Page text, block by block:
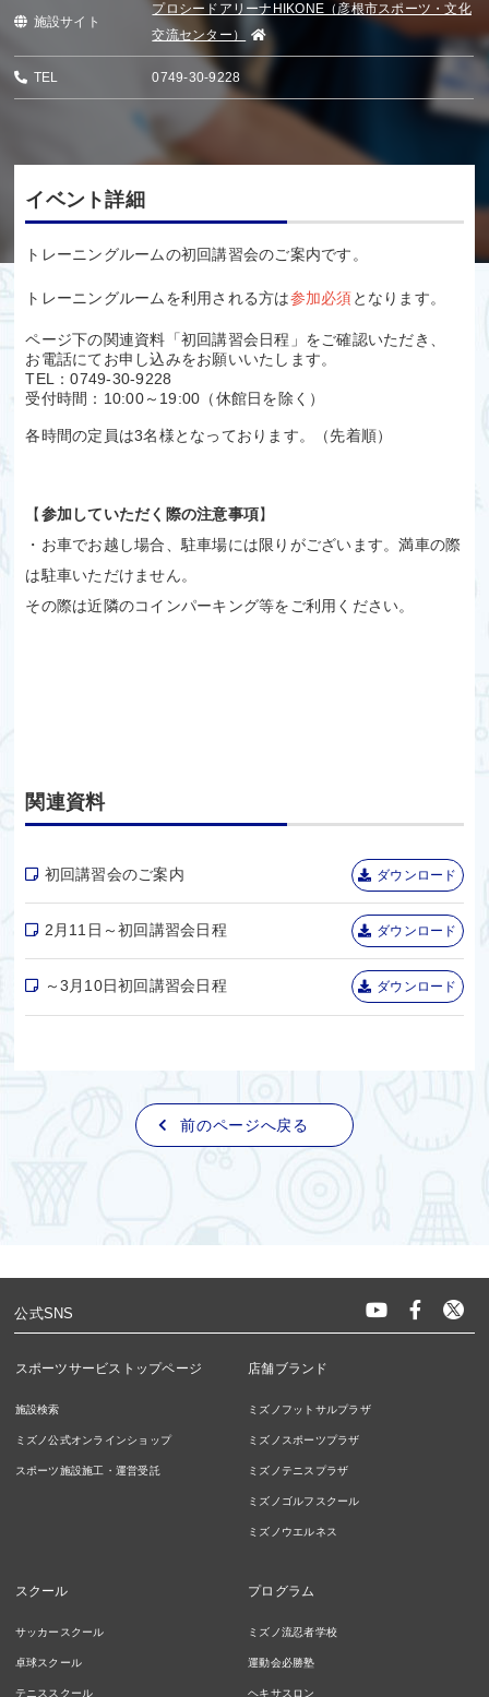
施設サイト
プロシードアリーナHIKONE（彦根市スポーツ・文化
交流センター）
TEL 0749-30-9228
イベント詳細
トレーニングルームの初回講習会のご案内です。
トレーニングルームを利用される方は参加必須となります。
ページ下の関連資料「初回講習会日程」をご確認いただき、
お電話にてお申し込みをお願いいたします。
TEL：0749-30-9228
受付時間：10:00～19:00（休館日を除く）
各時間の定員は3名様となっております。（先着順）
【参加していただく際の注意事項】
・お車でお越し場合、駐車場には限りがございます。満車の際
は駐車いただけません。
その際は近隣のコインパーキング等をご利用ください。
関連資料
初回講習会のご案内 ダウンロード
2月11日～初回講習会日程 ダウンロード
～3月10日初回講習会日程 ダウンロード
前のページへ戻る
公式SNS
スポーツサービストップページ
施設検索
ミズノ公式オンラインショップ
スポーツ施設施工・運営受託
店舗ブランド
ミズノフットサルプラザ
ミズノスポーツプラザ
ミズノテニスプラザ
ミズノゴルフスクール
ミズノウエルネス
スクール
サッカースクール
卓球スクール
テニススクール
プログラム
ミズノ流忍者学校
運動会必勝塾
ヘキサスロン